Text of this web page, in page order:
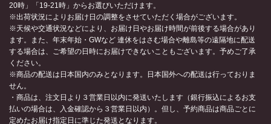
20時」「19-21時」からお選びいただけます。
※出荷状況によりお届け日の調整をさせていただく場合がございます。
※天候や交通状況などにより、お届け日やお届け時間が前後する場合があり
ます。また、年末年始・GWなど 連休をはさむ場合や離島等の遠隔地に配送
する場合は、ご希望の日時にお届けできないこともございます。予めご了承
ください。
※商品の配送は日本国内のみとなります。日本国外への配送は行っておりま
せん。
・商品は、注文日より３営業日以内に発送いたします（銀行振込によるお支
払いの場合は、入金確認から３営業日以内）。但し、予約商品は商品ごとに
定めたお届け指定日に準じた発送となります。